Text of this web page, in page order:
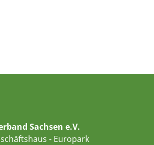
Sachsen e.V.
- Europark